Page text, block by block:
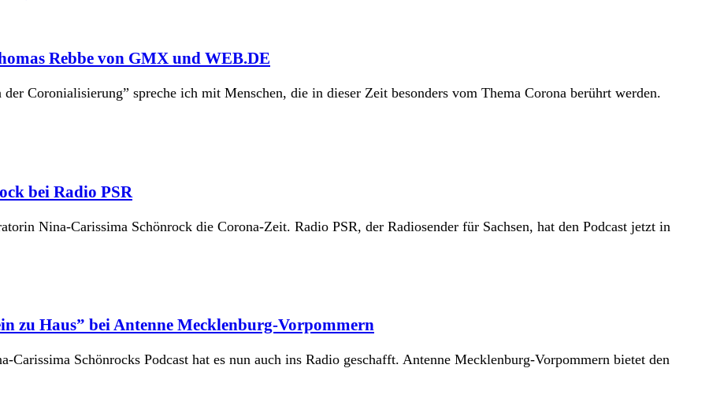
Rebbe von GMX und WEB.DE
Coronialisierung” spreche ich mit Menschen, die in dieser Zeit besonders vom Thema Corona berührt werden.
bei Radio PSR
Nina-Carissima Schönrock die Corona-Zeit. Radio PSR, der Radiosender für Sachsen, hat den Podcast jetzt in
zu Haus” bei Antenne Mecklenburg-Vorpommern
Schönrocks Podcast hat es nun auch ins Radio geschafft. Antenne Mecklenburg-Vorpommern bietet den